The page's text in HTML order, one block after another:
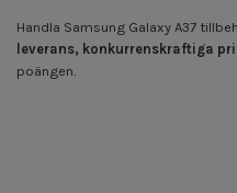
Handla Samsung Galaxy A37
leverans, konkurrenskraftiga
poängen.